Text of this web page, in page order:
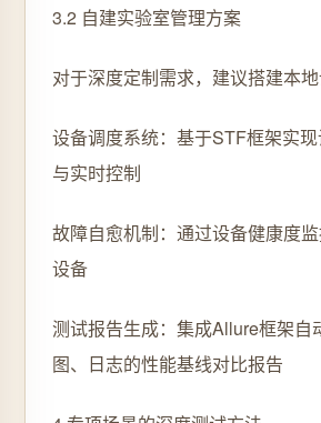
3.2 自建实验室管理方案
对于深度定制需求，建议搭建本地
设备调度系统：基于STF框架实
与实时控制
故障自愈机制：通过设备健康度
设备
测试报告生成：集成Allure框架自
图、日志的性能基线对比报告